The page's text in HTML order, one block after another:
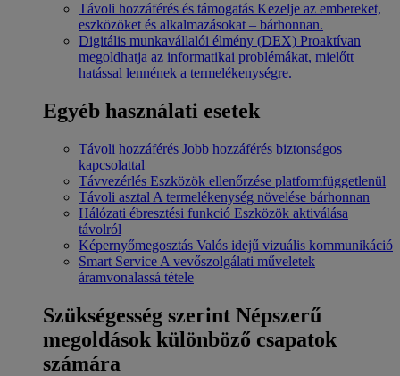
Távoli hozzáférés és támogatás Kezelje az embereket,
eszközöket és alkalmazásokat – bárhonnan.
Digitális munkavállalói élmény (DEX) Proaktívan
megoldhatja az informatikai problémákat, mielőtt
hatással lennének a termelékenységre.
Egyéb használati esetek
Távoli hozzáférés Jobb hozzáférés biztonságos
kapcsolattal
Távvezérlés Eszközök ellenőrzése platformfüggetlenül
Távoli asztal A termelékenység növelése bárhonnan
Hálózati ébresztési funkció Eszközök aktiválása
távolról
Képernyőmegosztás Valós idejű vizuális kommunikáció
Smart Service A vevőszolgálati műveletek
áramvonalassá tétele
Szükségesség szerint Népszerű
megoldások különböző csapatok
számára